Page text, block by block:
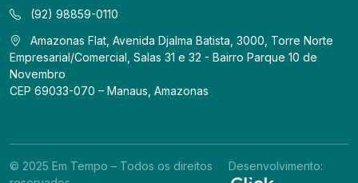
(92) 98859-0110
Amazonas Flat, Avenida Djalma Batista, 3000, Torre Norte
Empresarial/Comercial, Salas 31 e 32 - Bairro Parque 10 de
Novembro
CEP 69033-070 – Manaus, Amazonas
© 2025 Em Tempo – Todos os direitos
Desenvolvimento: